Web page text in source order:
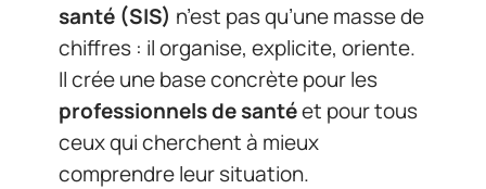
santé (SIS) n’est pas qu’une masse de
chiffres : il organise, explicite, oriente.
Il crée une base concrète pour les
professionnels de santéet pour tous
ceux qui cherchent à mieux
comprendre leur situation.